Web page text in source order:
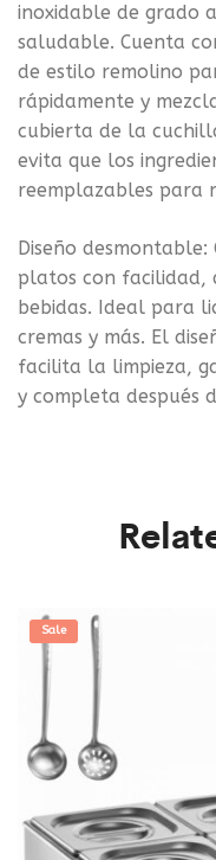
inoxidable de grado
saludable. Cuenta
de estilo remolino
rápidamente y
cubierta de la
evita que los
reemplazables para
Diseño desmontable:
platos con facilidad,
bebidas. Ideal para
cremas y más. El
facilita la limpieza,
y completa después
Sale